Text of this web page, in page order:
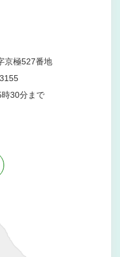
京極527番地
30分まで